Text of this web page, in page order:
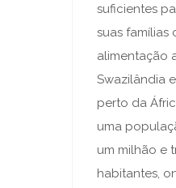
suficientes
suas famílias
alimentação
Swazilândia
perto da
uma
um milhão e
habitantes,